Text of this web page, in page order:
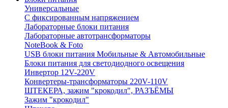
Универсальные
C фиксированным напряжением
Лабораторные блоки питания
Лабораторные автотрансформаторы
NoteBook & Foto
USB блоки питания Мобильные & Автомобильные
Блоки питания для светодиодного освещения
Инвертор 12V-220V
Конвертеры-трансформаторы 220V-110V
ШТЕКЕРА, зажим "крокодил", РАЗЪЁМЫ
Зажим "крокодил"